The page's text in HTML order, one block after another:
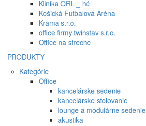
Klinika ORL _ hé
Košická Futbalová Aréna
Krama s.r.o.
office firmy twinstav s.r.o.
Office na streche
PRODUKTY
Kategórie
Office
kancelárske sedenie
kancelárske stolovanie
lounge a modulárne sedenie
akustika